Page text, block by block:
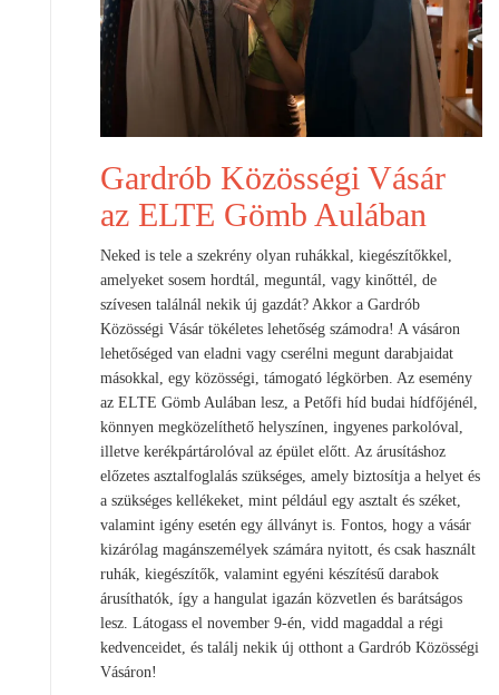
Gardrób Közösségi Vásár
az ELTE Gömb Aulában
Neked is tele a szekrény olyan ruhákkal, kiegészítőkkel,
amelyeket sosem hordtál, meguntál, vagy kinőttél, de
szívesen találnál nekik új gazdát? Akkor a Gardrób
Közösségi Vásár tökéletes lehetőség számodra! A vásáron
lehetőséged van eladni vagy cserélni megunt darabjaidat
másokkal, egy közösségi, támogató légkörben. Az esemény
az ELTE Gömb Aulában lesz, a Petőfi híd budai hídfőjénél,
könnyen megközelíthető helyszínen, ingyenes parkolóval,
illetve kerékpártárolóval az épület előtt. Az árusításhoz
előzetes asztalfoglalás szükséges, amely biztosítja a helyet és
a szükséges kellékeket, mint például egy asztalt és széket,
valamint igény esetén egy állványt is. Fontos, hogy a vásár
kizárólag magánszemélyek számára nyitott, és csak használt
ruhák, kiegészítők, valamint egyéni készítésű darabok
árusíthatók, így a hangulat igazán közvetlen és barátságos
lesz. Látogass el november 9-én, vidd magaddal a régi
kedvenceidet, és találj nekik új otthont a Gardrób Közösségi
Vásáron!